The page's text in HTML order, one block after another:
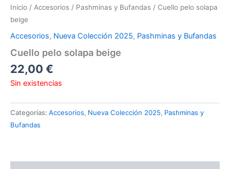
Inicio / Accesorios / Pashminas y Bufandas / Cuello pelo solapa
beige
Accesorios, Nueva Colección 2025, Pashminas y Bufandas
Cuello pelo solapa beige
22,00 €
Sin existencias
Categorías: Accesorios, Nueva Colección 2025, Pashminas y
Bufandas